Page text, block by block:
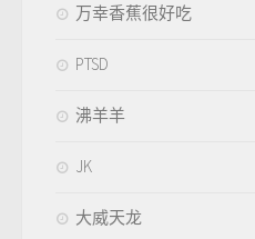
万幸香蕉很好吃
PTSD
沸羊羊
JK
大威天龙